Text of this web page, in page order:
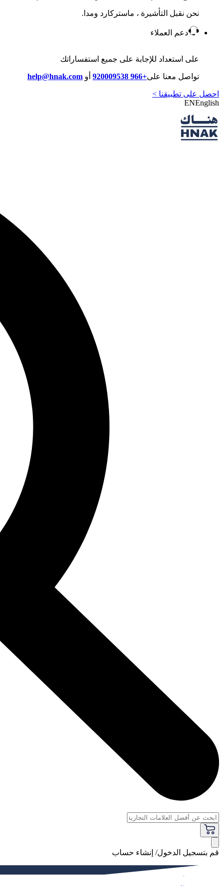
نحن نقبل التأشيرة ، ماستركارد ومدا.
دعم العملاء
على استعداد للإجابة على جميع استفساراتك
تواصل معنا على+966 920009538 أو help@hnak.com
احصل على تطبيقنا >
ENEnglish
قم بتسجيل الدخول/ إنشاء حساب
فاخر
النساء
الرجال